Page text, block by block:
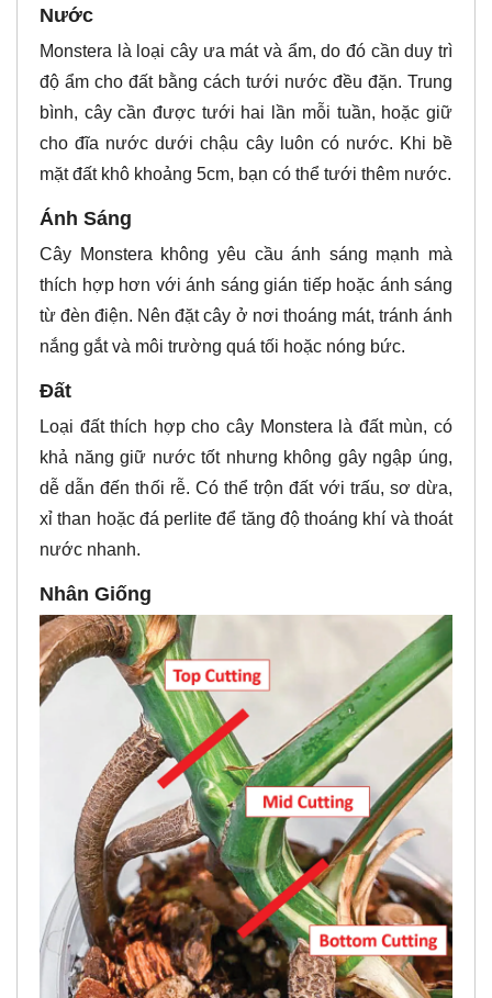
Nước
Monstera là loại cây ưa mát và ẩm, do đó cần duy trì
độ ẩm cho đất bằng cách tưới nước đều đặn. Trung
bình, cây cần được tưới hai lần mỗi tuần, hoặc giữ
cho đĩa nước dưới chậu cây luôn có nước. Khi bề
mặt đất khô khoảng 5cm, bạn có thể tưới thêm nước.
Ánh Sáng
Cây Monstera không yêu cầu ánh sáng mạnh mà
thích hợp hơn với ánh sáng gián tiếp hoặc ánh sáng
từ đèn điện. Nên đặt cây ở nơi thoáng mát, tránh ánh
nắng gắt và môi trường quá tối hoặc nóng bức.
Đất
Loại đất thích hợp cho cây Monstera là đất mùn, có
khả năng giữ nước tốt nhưng không gây ngập úng,
dễ dẫn đến thối rễ. Có thể trộn đất với trấu, sơ dừa,
xỉ than hoặc đá perlite để tăng độ thoáng khí và thoát
nước nhanh.
Nhân Giống